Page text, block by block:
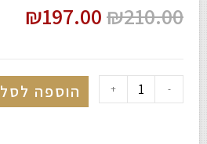
₪210.00
₪197.00
-
+ הוספה לסל